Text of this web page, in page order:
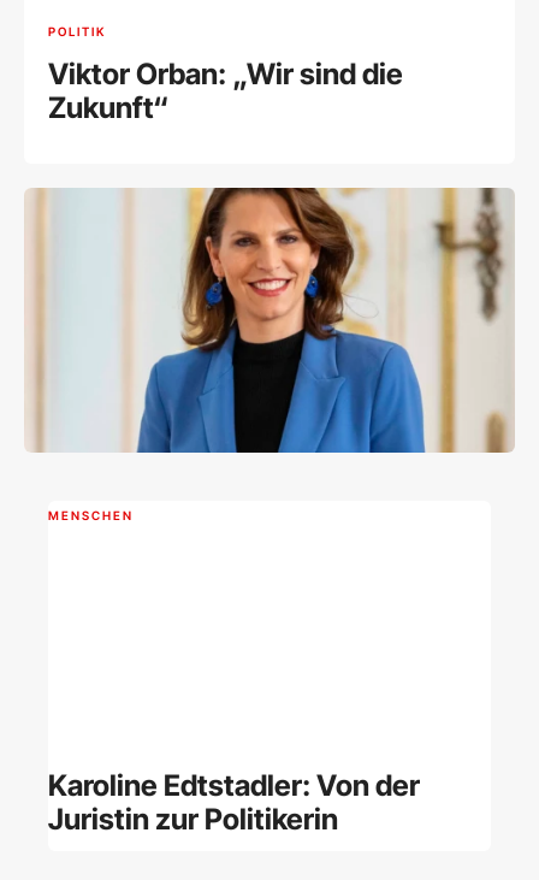
POLITIK
Viktor Orban: „Wir sind die
Zukunft“
MENSCHEN
Karoline Edtstadler: Von der
Juristin zur Politikerin